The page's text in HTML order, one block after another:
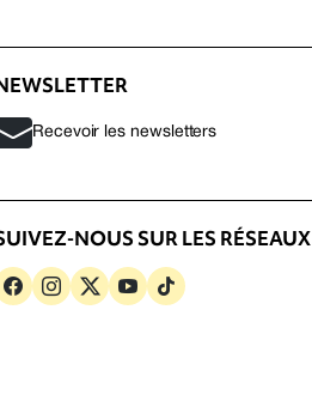
Recevoir les newsletters
NOUS SUR LES RÉSEAUX